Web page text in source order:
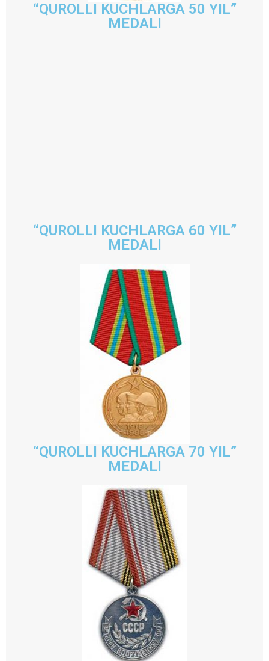
“QUROLLI KUCHLARGA 50 YIL”
MEDALI
“QUROLLI KUCHLARGA 60 YIL”
MEDALI
“QUROLLI KUCHLARGA 70 YIL”
MEDALI